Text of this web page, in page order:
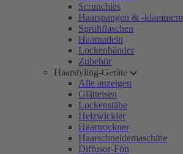
Scrunchies
Haarspangen & -klammern
Sprühflaschen
Haarnadeln
Lockenbänder
Zubehör
Haarstyling-Geräte
Alle anzeigen
Glätteisen
Lockenstäbe
Heizwickler
Haartrockner
Haarschneidemaschine
Diffusor-Fön